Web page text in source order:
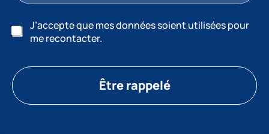
J’accepte que mes données soient utilisées pour
me recontacter.
Être rappelé